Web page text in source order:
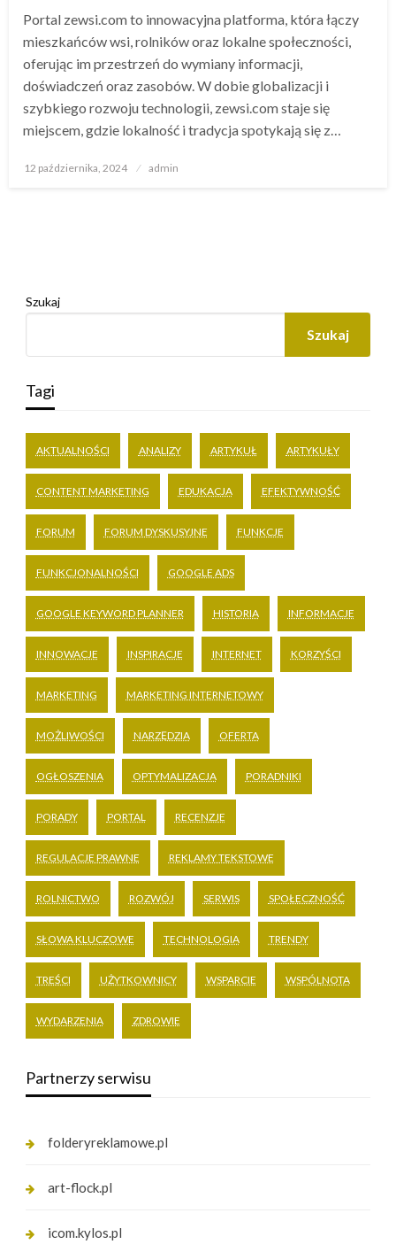
Portal zewsi.com to innowacyjna platforma, która łączy
mieszkańców wsi, rolników oraz lokalne społeczności,
oferując im przestrzeń do wymiany informacji,
doświadczeń oraz zasobów. W dobie globalizacji i
szybkiego rozwoju technologii, zewsi.com staje się
miejscem, gdzie lokalność i tradycja spotykają się z…
Opublikowane
12 października, 2024 admin
Szukaj
Szukaj
Tagi
AKTUALNOŚCI ANALIZY ARTYKUŁ ARTYKUŁY
CONTENT MARKETING EDUKACJA EFEKTYWNOŚĆ
FORUM FORUM DYSKUSYJNE FUNKCJE
FUNKCJONALNOŚCI GOOGLE ADS
GOOGLE KEYWORD PLANNER HISTORIA INFORMACJE
INNOWACJE INSPIRACJE INTERNET KORZYŚCI
MARKETING MARKETING INTERNETOWY
MOŻLIWOŚCI NARZĘDZIA OFERTA
OGŁOSZENIA OPTYMALIZACJA PORADNIKI
PORADY PORTAL RECENZJE
REGULACJE PRAWNE REKLAMY TEKSTOWE
ROLNICTWO ROZWÓJ SERWIS SPOŁECZNOŚĆ
SŁOWA KLUCZOWE TECHNOLOGIA TRENDY
TREŚCI UŻYTKOWNICY WSPARCIE WSPÓLNOTA
WYDARZENIA ZDROWIE
Partnerzy serwisu
folderyreklamowe.pl
art-flock.pl
icom.kylos.pl